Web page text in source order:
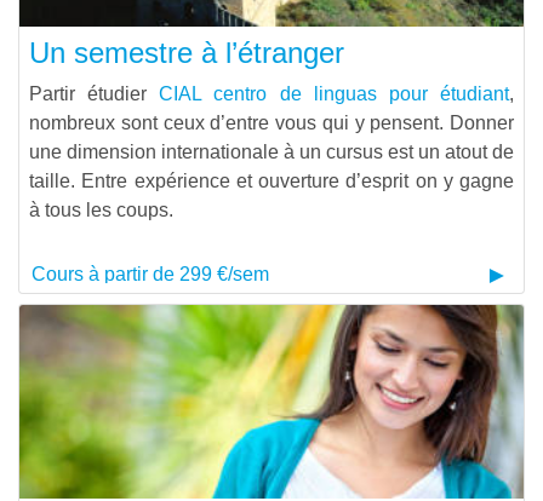
Un semestre à l’étranger
Partir étudierCIAL centro de linguas pour étudiant,
nombreux sont ceux d’entre vous qui y pensent. Donner
une dimension internationale à un cursus est un atout de
taille. Entre expérience et ouverture d’esprit on y gagne
à tous les coups.
Cours à partir de 299 €/sem